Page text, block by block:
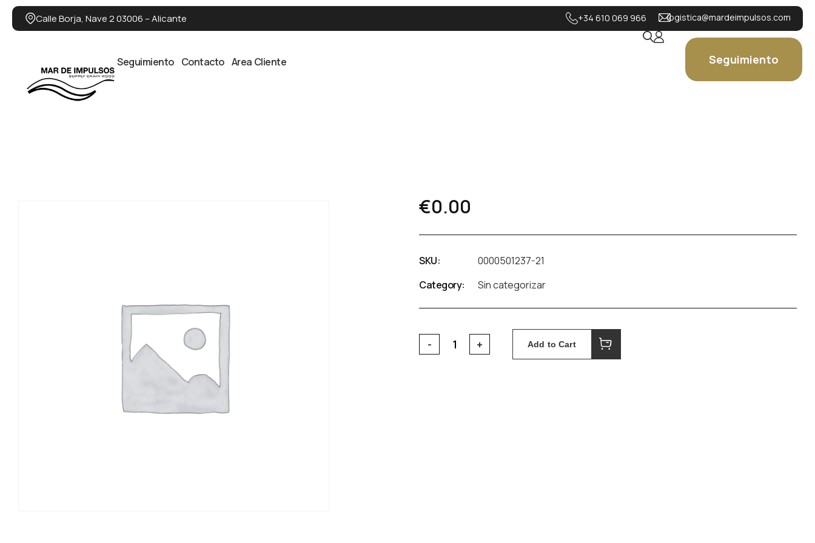
Calle Borja, Nave 2 03006 – Alicante logistica@mardeimpulsos.com
+34 610 069 966
Seguimiento Contacto Area Cliente Seguimiento
€0.00
SKU:
0000501237-21
Category:
Sin categorizar
Add to Cart